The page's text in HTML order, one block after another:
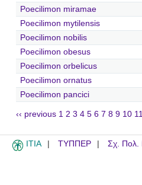
Poecilimon miramae
Poecilimon mytilensis
Poecilimon nobilis
Poecilimon obesus
Poecilimon orbelicus
Poecilimon ornatus
Poecilimon pancici
‹‹ previous 1 2 3 4 5 6 7 8 9 10
ITIA ΤΥΠΠΕΡ Σχ.